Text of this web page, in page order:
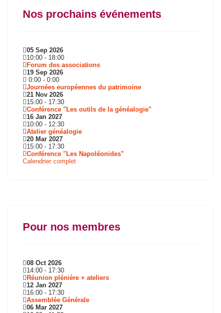
Nos prochains événements
05 Sep 2026
10:00 - 18:00
Forum des associations
19 Sep 2026
0:00 - 0:00
Journées européennes du patrimoine
21 Nov 2026
15:00 - 17:30
Conférence "Les outils de la généalogie"
16 Jan 2027
10:00 - 12:30
Atelier généalogie
20 Mar 2027
15:00 - 17:30
Conférence "Les Napoléonides"
Calendrier complet
Pour nos membres
08 Oct 2026
14:00 - 17:30
Réunion plénière + ateliers
12 Jan 2027
16:00 - 17:30
Assemblée Générale
06 Mar 2027